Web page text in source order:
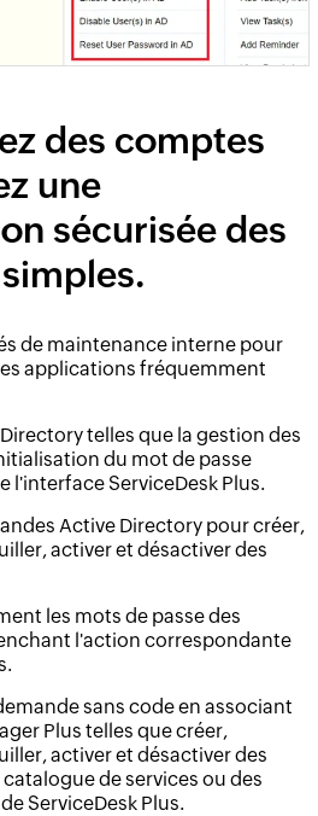
des comptes
une
sécurisée des
de maintenance interne pour
applications fréquemment
telles que la gestion des
du mot de passe
l'interface ServiceDesk Plus.
Active Directory pour créer,
activer et désactiver des
les mots de passe des
l'action correspondante
sans code en associant
Plus telles que créer,
activer et désactiver des
de services ou des
ServiceDesk Plus.